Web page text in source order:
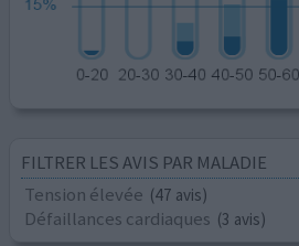
FILTRER LES AVIS PAR MALADIE
Tension élevée (47 avis)
Défaillances cardiaques (3 avis)